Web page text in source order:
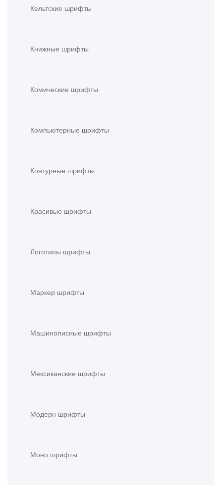
Кельтские шрифты
Книжные шрифты
Комические шрифты
Компьютерные шрифты
Контурные шрифты
Красивые шрифты
Логотипы шрифты
Маркер шрифты
Машинописные шрифты
Мексиканские шрифты
Модерн шрифты
Моно шрифты